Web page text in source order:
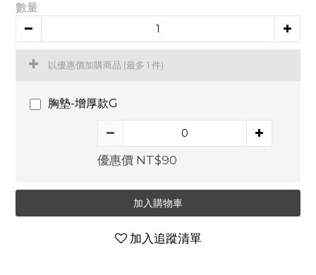
數量
以優惠價加購商品 (最多 1 件)
胸墊-增厚款G
優惠價 NT$90
加入購物車
加入追蹤清單